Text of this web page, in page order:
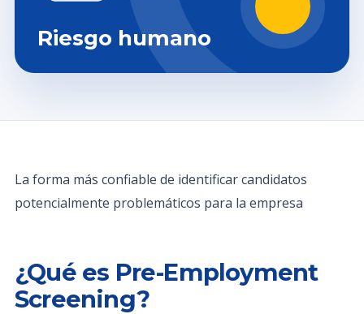
Riesgo humano
La forma más confiable de identificar candidatos
potencialmente problemáticos para la empresa
¿Qué es Pre-Employment
Screening?